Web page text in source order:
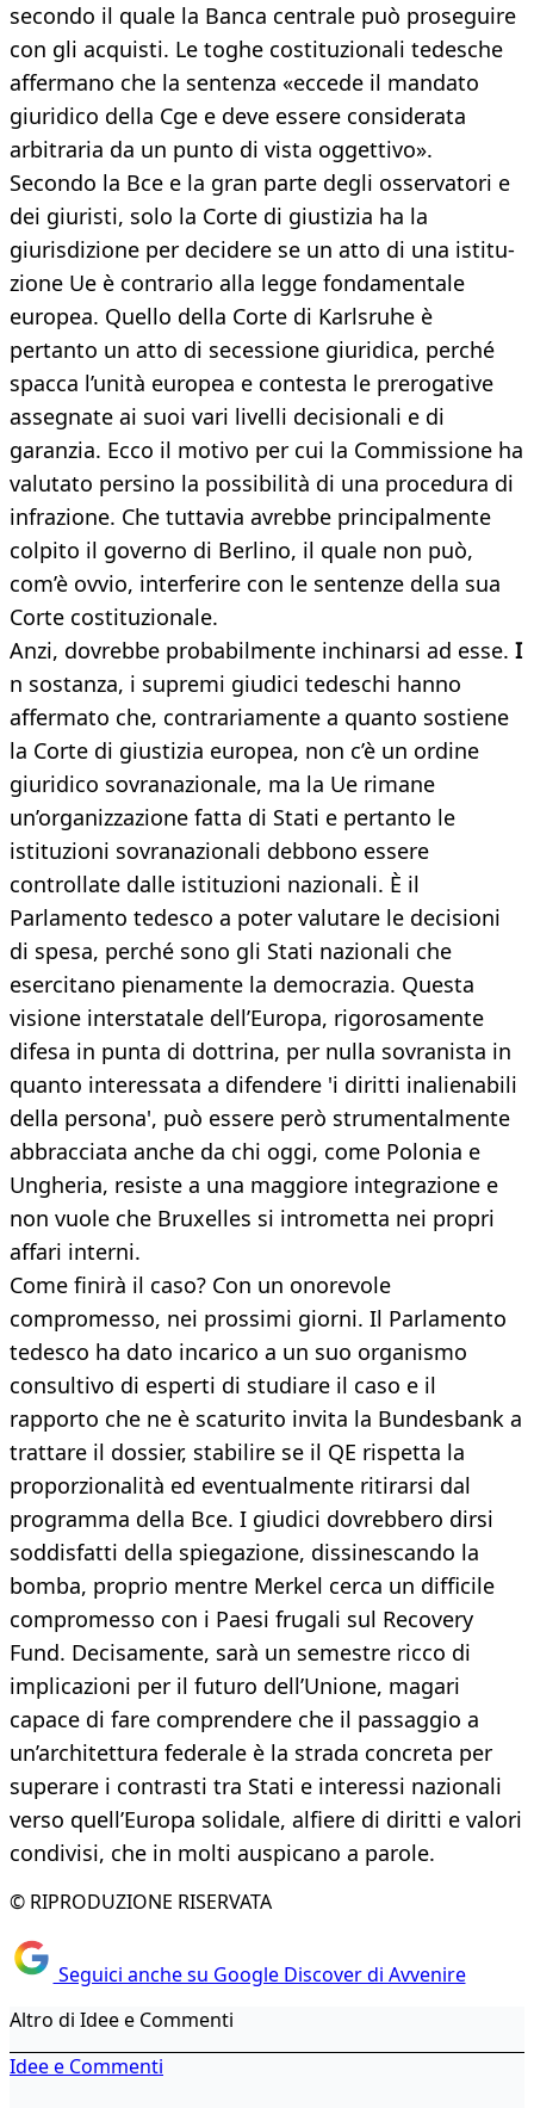
secondo il quale la Banca centrale può proseguire
con gli acquisti. Le toghe costituzionali tedesche
affermano che la sentenza «eccede il mandato
giuridico della Cge e deve essere considerata
arbitraria da un punto di vista oggettivo».
Secondo la Bce e la gran parte degli osservatori e
dei giuristi, solo la Corte di giustizia ha la
giurisdizione per decidere se un atto di una istitu-
zione Ue è contrario alla legge fondamentale
europea. Quello della Corte di Karlsruhe è
pertanto un atto di secessione giuridica, perché
spacca l’unità europea e contesta le prerogative
assegnate ai suoi vari livelli decisionali e di
garanzia. Ecco il motivo per cui la Commissione ha
valutato persino la possibilità di una procedura di
infrazione. Che tuttavia avrebbe principalmente
colpito il governo di Berlino, il quale non può,
com’è ovvio, interferire con le sentenze della sua
Corte costituzionale.
Anzi, dovrebbe probabilmente inchinarsi ad esse. I
n sostanza, i supremi giudici tedeschi hanno
affermato che, contrariamente a quanto sostiene
la Corte di giustizia europea, non c’è un ordine
giuridico sovranazionale, ma la Ue rimane
un’organizzazione fatta di Stati e pertanto le
istituzioni sovranazionali debbono essere
controllate dalle istituzioni nazionali. È il
Parlamento tedesco a poter valutare le decisioni
di spesa, perché sono gli Stati nazionali che
esercitano pienamente la democrazia. Questa
visione interstatale dell’Europa, rigorosamente
difesa in punta di dottrina, per nulla sovranista in
quanto interessata a difendere 'i diritti inalienabili
della persona', può essere però strumentalmente
abbracciata anche da chi oggi, come Polonia e
Ungheria, resiste a una maggiore integrazione e
non vuole che Bruxelles si intrometta nei propri
affari interni.
Come finirà il caso? Con un onorevole
compromesso, nei prossimi giorni. Il Parlamento
tedesco ha dato incarico a un suo organismo
consultivo di esperti di studiare il caso e il
rapporto che ne è scaturito invita la Bundesbank a
trattare il dossier, stabilire se il QE rispetta la
proporzionalità ed eventualmente ritirarsi dal
programma della Bce. I giudici dovrebbero dirsi
soddisfatti della spiegazione, dissinescando la
bomba, proprio mentre Merkel cerca un difficile
compromesso con i Paesi frugali sul Recovery
Fund. Decisamente, sarà un semestre ricco di
implicazioni per il futuro dell’Unione, magari
capace di fare comprendere che il passaggio a
un’architettura federale è la strada concreta per
superare i contrasti tra Stati e interessi nazionali
verso quell’Europa solidale, alfiere di diritti e valori
condivisi, che in molti auspicano a parole.
© RIPRODUZIONE RISERVATA
Seguici anche su Google Discover di Avvenire
Altro di Idee e Commenti
Idee e Commenti